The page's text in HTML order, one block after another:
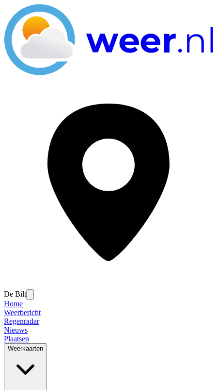
De Bilt
Home
Weerbericht
Regenradar
Nieuws
Plaatsen
Weerkaarten